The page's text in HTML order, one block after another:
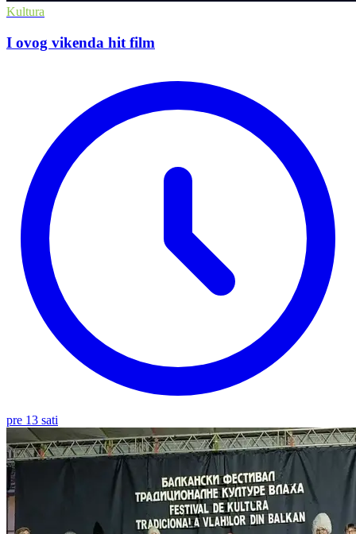
Kultura
I ovog vikenda hit film
pre 13 sati